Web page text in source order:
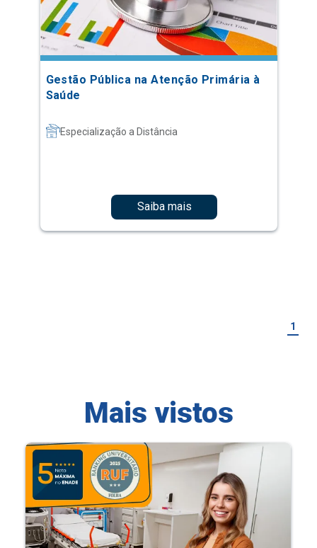
Gestão Pública na Atenção Primária à
Saúde
Especialização a Distância
Saiba mais
1
Mais vistos